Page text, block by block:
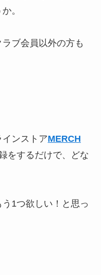
。
ブ会員以外の方も
ンストアMERCH
をするだけで、どな
1つ欲しい！と思っ